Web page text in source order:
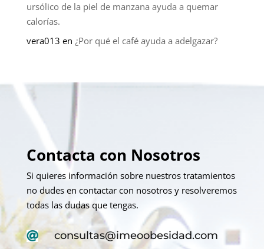
ursólico de la piel de manzana ayuda a quemar
calorías.
vera013 en ¿Por qué el café ayuda a adelgazar?
Contacta con Nosotros
Si quieres información sobre nuestros tratamientos
no dudes en contactar con nosotros y resolveremos
todas las dudas que tengas.
 consultas@imeoobesidad.com